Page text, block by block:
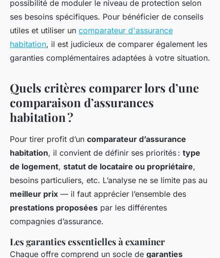
possibilité de moduler le niveau de protection selon
ses besoins spécifiques. Pour bénéficier de conseils
utiles et utiliser un comparateur d'assurance
habitation, il est judicieux de comparer également les
garanties complémentaires adaptées à votre situation.
Quels critères comparer lors d’une
comparaison d’assurances
habitation ?
Pour tirer profit d’un comparateur d’assurance
habitation, il convient de définir ses priorités : type
de logement, statut de locataire ou propriétaire,
besoins particuliers, etc. L’analyse ne se limite pas au
meilleur prix — il faut apprécier l’ensemble des
prestations proposées par les différentes
compagnies d’assurance.
Les garanties essentielles à examiner
Chaque offre comprend un socle de garanties